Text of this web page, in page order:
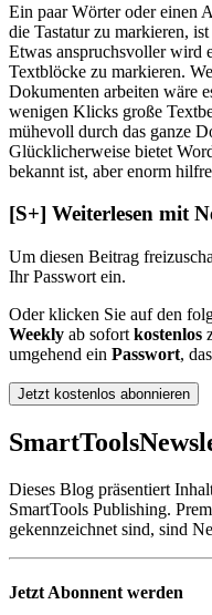
Ein paar Wörter oder einen
die Tastatur zu markieren,
Etwas anspruchsvoller wird
Textblöcke zu markieren.
Dokumenten arbeiten wäre
wenigen Klicks große
mühevoll durch das ganze
Glücklicherweise bietet
bekannt ist, aber enorm
[S+] Weiterlesen mit
Um diesen Beitrag
Ihr Passwort ein.
Oder klicken Sie auf den
Weekly ab sofort kostenlos
umgehend ein Passwort,
Jetzt kostenlos abonnieren
SmartTools
Dieses Blog präsentiert
SmartTools Publishing.
gekennzeichnet sind, sind
Jetzt Abonnent werden